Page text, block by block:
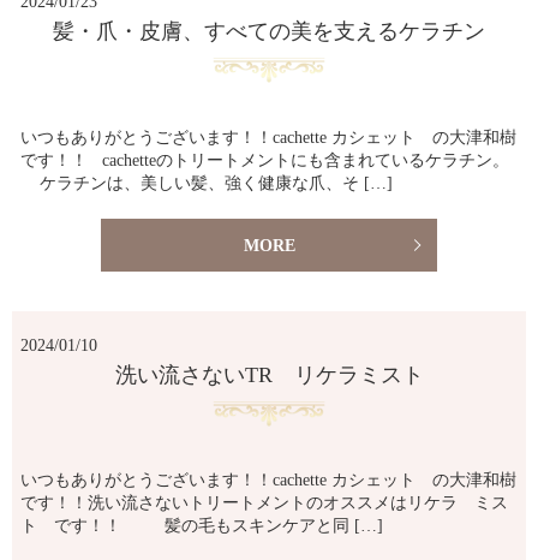
髪・爪・皮膚、すべての美を支えるケラチン
いつもありがとうございます！！cachette カシェット の大津和樹
です！！ cachetteのトリートメントにも含まれているケラチン。
ケラチンは、美しい髪、強く健康な爪、そ […]
MORE
2024/01/10
洗い流さないTR リケラミスト
いつもありがとうございます！！cachette カシェット の大津和樹
です！！洗い流さないトリートメントのオススメはリケラ ミス
ト です！！ 髪の毛もスキンケアと同 […]